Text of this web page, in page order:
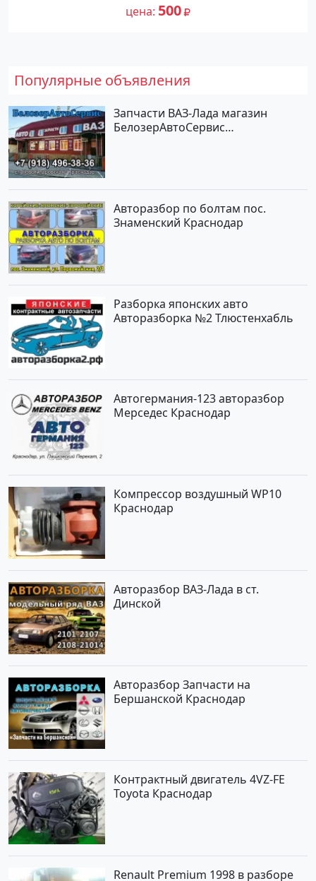
цена 500
Популярные объявления
Запчасти ВАЗ-Лада магазин
БелозерАвтоСервис
Авторазбор по болтам пос.
Знаменский Краснодар
Разборка японских авто
Авторазборка №2 Тлюстенхабль
Автогермания-123 авторазбор
Мерседес Краснодар
Компрессор воздушный WP10
Краснодар
Авторазбор ВАЗ-Лада в ст.
Динской
Авторазбор Запчасти на
Бершанской Краснодар
Контрактный двигатель 4VZ-FE
Toyota Краснодар
Renault Premium 1998 в разборе